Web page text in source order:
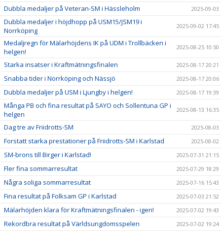
Dubbla medaljer på Veteran-SM i Hässleholm 2025-09-03
Dubbla medaljer i höjdhopp på USM15/JSM19 i
Norrköping
2025-09-02 17:45
Medaljregn för Mälarhöjdens IK på UDM i Trollbäcken i
helgen!
2025-08-25 10:50
Starka insatser i Kraftmätningsfinalen 2025-08-17 20:21
Snabba tider i Norrköping och Nässjö 2025-08-17 20:06
Dubbla medaljer på USM i Ljungby i helgen! 2025-08-17 19:39
Många PB och fina resultat på SAYO och Sollentuna GP i
helgen
2025-08-13 16:35
Dag tre av Friidrotts-SM 2025-08-03
Forstatt starka prestationer på Friidrotts-SM i Karlstad 2025-08-02
SM-brons till Birger i Karlstad! 2025-07-31 21:15
Fler fina sommarresultat 2025-07-29 18:29
Några soliga sommarresultat 2025-07-16 15:43
Fina resultat på Folksam GP i Karlstad 2025-07-03 21:52
Mälarhöjden klara för Kraftmätningsfinalen - igen! 2025-07-02 19:43
Rekordbra resultat på Världsungdomsspelen 2025-07-02 19:24